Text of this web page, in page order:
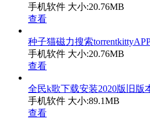
手机软件 大小:20.76MB
查看
种子猫磁力搜索
手机软件 大小:20.76MB
查看
全民k歌下载安装2020版旧版
手机软件 大小:89.1MB
查看